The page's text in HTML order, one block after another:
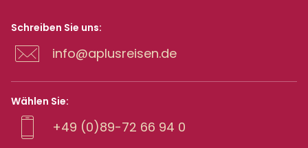
Schreiben Sie uns:
info@aplusreisen.de
Wählen Sie:
+49 (0)89-72 66 94 0